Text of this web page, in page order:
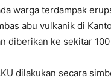
warga terdampak
abu vulkanik di
diberikan ke sekitar
dilakukan secara